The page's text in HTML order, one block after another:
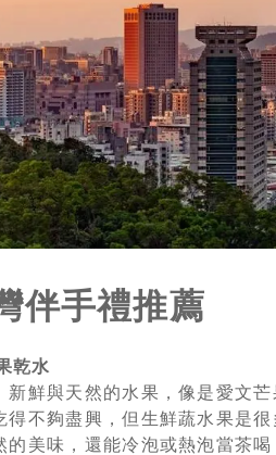
伴手禮推薦
乾水
新鮮與天然的水果，像是愛文
得不夠盡興，但生鮮蔬水果是
的美味，還能冷泡或熱泡當茶喝